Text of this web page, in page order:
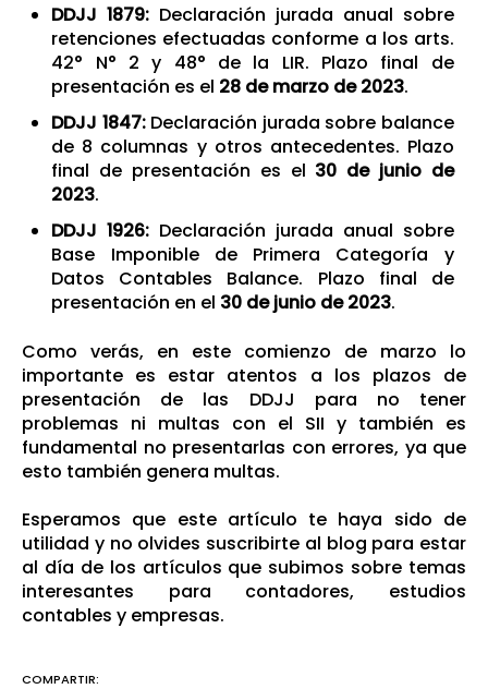
DDJJ 1879: Declaración jurada anual sobre
retenciones efectuadas conforme a los arts.
42° N° 2 y 48° de la LIR. Plazo final de
presentación es el 28 de marzo de 2023.
DDJJ 1847:Declaración jurada sobre balance
de 8 columnas y otros antecedentes. Plazo
final de presentación es el 30 de junio de
2023.
DDJJ 1926: Declaración jurada anual sobre
Base Imponible de Primera Categoría y
Datos Contables Balance. Plazo final de
presentación en el 30 de junio de 2023.
Como verás, en este comienzo de marzo lo
importante es estar atentos a los plazos de
presentación de las DDJJ para no tener
problemas ni multas con el SII y también es
fundamental no presentarlas con errores, ya que
esto también genera multas.
Esperamos que este artículo te haya sido de
utilidad y no olvides suscribirte al blog para estar
al día de los artículos que subimos sobre temas
interesantes para contadores, estudios
contables y empresas.
COMPARTIR: